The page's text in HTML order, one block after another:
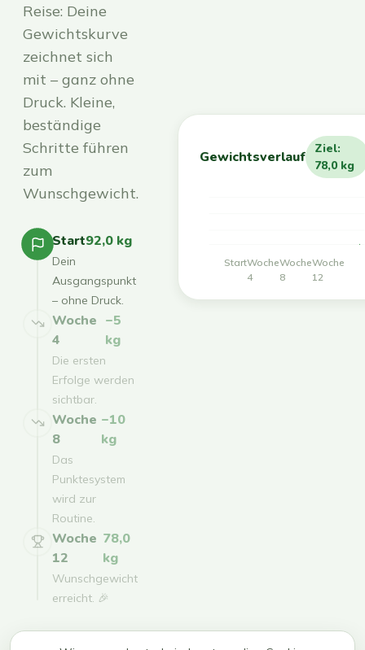
Reise: Deine
Gewichtskurve
zeichnet sich
mit – ganz ohne
Druck. Kleine,
beständige
Schritte führen
zum
Wunschgewicht.
Start92,0 kg
Dein
Ausgangspunkt
– ohne Druck.
Woche
4
−5
kg
Die ersten
Erfolge werden
sichtbar.
Woche
8
−10
kg
Das
Punktesystem
wird zur
Routine.
Woche
12
78,0
kg
Wunschgewicht
erreicht. 🎉
Gewichtsverlauf
Ziel:
78,0 kg
StartWoche
4
Woche
8
Woche
12